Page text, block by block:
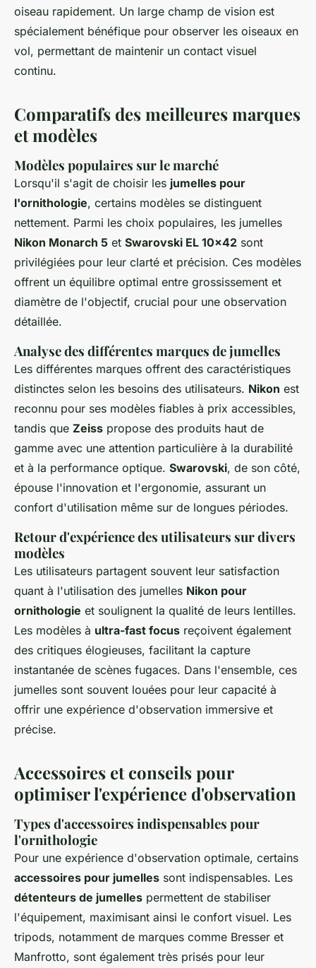
oiseau rapidement. Un large champ de vision est
spécialement bénéfique pour observer les oiseaux en
vol, permettant de maintenir un contact visuel
continu.
Comparatifs des meilleures marques
et modèles
Modèles populaires sur le marché
Lorsqu'il s'agit de choisir les jumelles pour
l'ornithologie, certains modèles se distinguent
nettement. Parmi les choix populaires, les jumelles
Nikon Monarch 5 et Swarovski EL 10x42 sont
privilégiées pour leur clarté et précision. Ces modèles
offrent un équilibre optimal entre grossissement et
diamètre de l'objectif, crucial pour une observation
détaillée.
Analyse des différentes marques de jumelles
Les différentes marques offrent des caractéristiques
distinctes selon les besoins des utilisateurs. Nikon est
reconnu pour ses modèles fiables à prix accessibles,
tandis que Zeiss propose des produits haut de
gamme avec une attention particulière à la durabilité
et à la performance optique. Swarovski, de son côté,
épouse l'innovation et l'ergonomie, assurant un
confort d'utilisation même sur de longues périodes.
Retour d'expérience des utilisateurs sur divers
modèles
Les utilisateurs partagent souvent leur satisfaction
quant à l'utilisation des jumelles Nikon pour
ornithologie et soulignent la qualité de leurs lentilles.
Les modèles à ultra-fast focus reçoivent également
des critiques élogieuses, facilitant la capture
instantanée de scènes fugaces. Dans l'ensemble, ces
jumelles sont souvent louées pour leur capacité à
offrir une expérience d'observation immersive et
précise.
Accessoires et conseils pour
optimiser l'expérience d'observation
Types d'accessoires indispensables pour
l'ornithologie
Pour une expérience d'observation optimale, certains
accessoires pour jumelles sont indispensables. Les
détenteurs de jumelles permettent de stabiliser
l'équipement, maximisant ainsi le confort visuel. Les
tripods, notamment de marques comme Bresser et
Manfrotto, sont également très prisés pour leur